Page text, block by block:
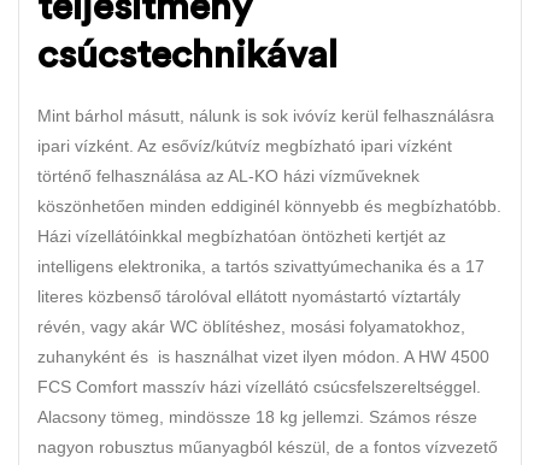
csúcstechnikával
Mint bárhol másutt, nálunk is sok ivóvíz kerül felhasználásra
ipari vízként. Az esővíz/kútvíz megbízható ipari vízként
történő felhasználása az AL-KO házi vízműveknek
köszönhetően minden eddiginél könnyebb és megbízhatóbb.
Házi vízellátóinkkal megbízhatóan öntözheti kertjét az
intelligens elektronika, a tartós szivattyúmechanika és a 17
literes közbenső tárolóval ellátott nyomástartó víztartály
révén, vagy akár WC öblítéshez, mosási folyamatokhoz,
zuhanyként és is használhat vizet ilyen módon. A HW 4500
FCS Comfort masszív házi vízellátó csúcsfelszereltséggel.
Alacsony tömeg, mindössze 18 kg jellemzi. Számos része
nagyon robusztus műanyagból készül, de a fontos vízvezető